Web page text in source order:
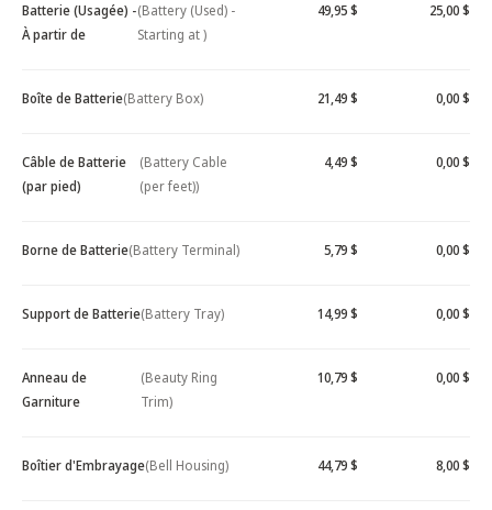
Batterie (Usagée) -
À partir de
(Battery (Used) -
Starting at )
49,95 $ 25,00 $
Boîte de Batterie(Battery Box) 21,49 $ 0,00 $
Câble de Batterie
(par pied)
(Battery Cable
(per feet))
4,49 $ 0,00 $
Borne de Batterie(Battery Terminal) 5,79 $ 0,00 $
Support de Batterie(Battery Tray) 14,99 $ 0,00 $
Anneau de
Garniture
(Beauty Ring
Trim)
10,79 $ 0,00 $
Boîtier d'Embrayage(Bell Housing) 44,79 $ 8,00 $